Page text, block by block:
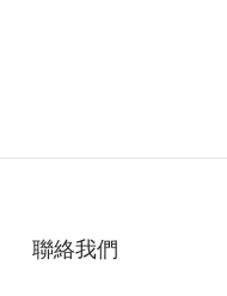
聯絡我們